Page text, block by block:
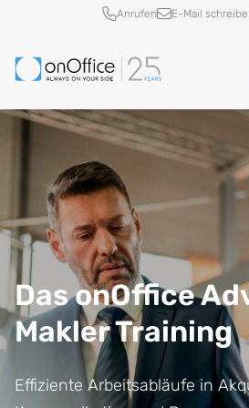
Schnellzugriff
Anrufen E-Mail
Das onOffice
Makler Training
Effiziente Arbeitsabläufe in